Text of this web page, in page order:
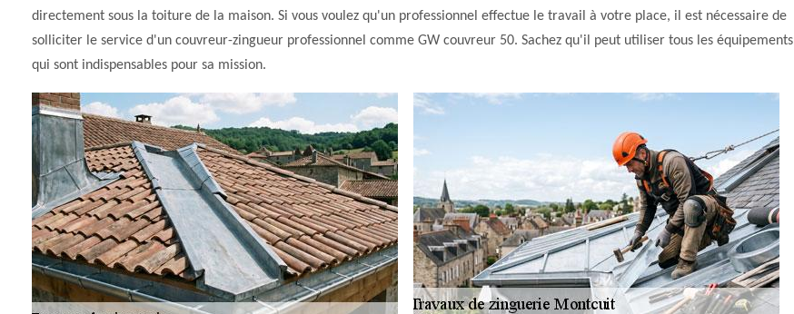
directement sous la toiture de la maison. Si vous voulez qu'un professionnel effectue le travail à votre place, il est nécessaire de
solliciter le service d'un couvreur-zingueur professionnel comme GW couvreur 50. Sachez qu'il peut utiliser tous les équipements
qui sont indispensables pour sa mission.